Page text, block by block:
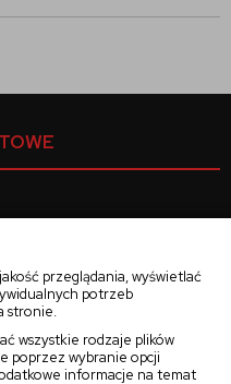
przeglądania, wyświetlać
potrzeb
stronie.
wszystkie rodzaje plików
poprzez wybranie opcji
informacje na temat